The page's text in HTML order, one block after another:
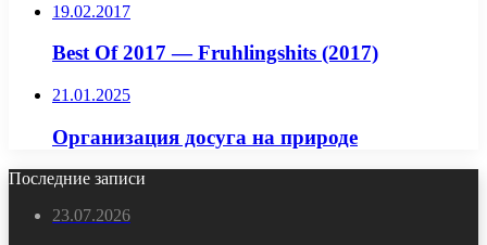
19.02.2017
Best Of 2017 — Fruhlingshits (2017)
21.01.2025
Организация досуга на природе
Последние записи
23.07.2026